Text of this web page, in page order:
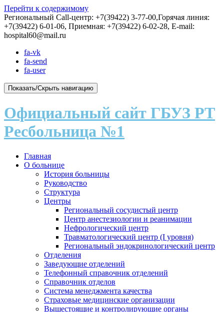
Перейти к содержимому
Региональный Call-центр: +7(39422) 3-77-00,Горячая линия:
+7(39422) 6-01-06, Приемная: +7(39422) 6-02-28, E-mail:
hospital60@mail.ru
fa-vk
fa-send
fa-user
Показать/Скрыть навигацию
Официальный сайт ГБУЗ РТ
Ресбольница №1
Главная
О больнице
История больницы
Руководство
Структура
Центры
Региональный сосудистый центр
Центр анестезиологии и реанимации
Нефрологический центр
Травматологический центр (I уровня)
Региональный эндокринологический центр
Отделения
Заведующие отделений
Телефонный справочник отделений
Справочник отделов
Система менеджмента качества
Страховые медицинские организации
Вышестоящие и контролирующие органы